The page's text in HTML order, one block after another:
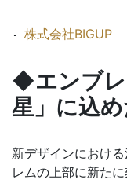
株式会社BIGUP
◆エンブレ
星」に込
新デザインにおけ
レムの上部に新た